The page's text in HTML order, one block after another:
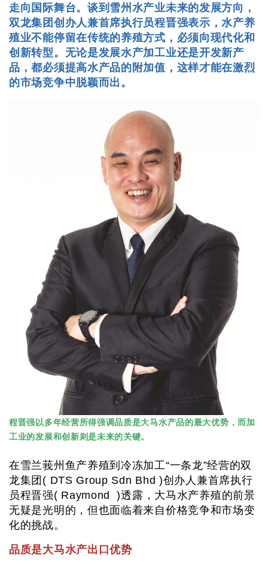
走向国际舞台。谈到雪州水产业未来的发展方向，
双龙集团创办人兼首席执行员程晋强表示，水产养
殖业不能停留在传统的养殖方式，必须向现代化和
创新转型。无论是发展水产加工业还是开发新产
品，都必须提高水产品的附加值，这样才能在激烈
的市场竞争中脱颖而出。
程晋强以多年经营所得强调品质是大马水产品的最大优势，而加
工业的发展和创新则是未来的关键。
在雪兰莪州鱼产养殖到冷冻加工“一条龙”经营的双
龙集团( DTS Group Sdn Bhd )创办人兼首席执行
员程晋强( Raymond )透露，大马水产养殖的前景
无疑是光明的，但也面临着来自价格竞争和市场变
化的挑战。
品质是大马水产出口优势